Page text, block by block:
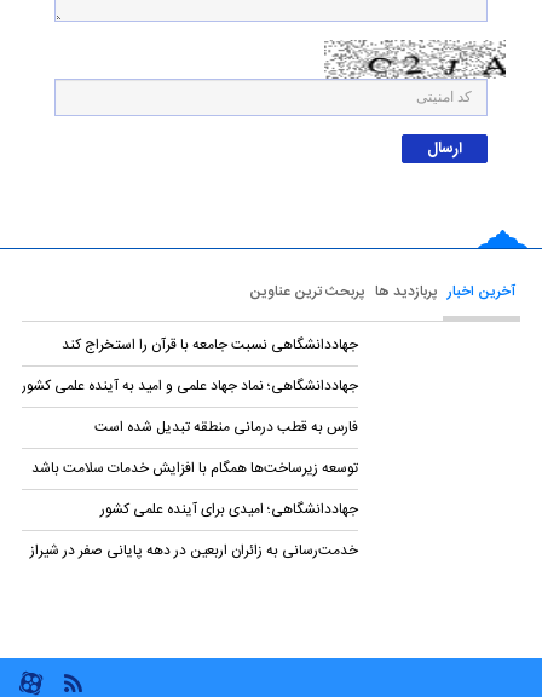
آخرین اخبار پربازدید ها پربحث ترین عناوین
جهاددانشگاهی نسبت جامعه با قرآن را استخراج کند
جهاددانشگاهی؛ نماد جهاد علمی و امید به آینده علمی کشور
فارس به قطب درمانی منطقه تبدیل شده است
توسعه زیرساخت‌ها همگام با افزایش خدمات سلامت باشد
جهاددانشگاهی؛ امیدی برای آینده علمی کشور
خدمت‌رسانی به زائران اربعین در دهه پایانی صفر در شیراز